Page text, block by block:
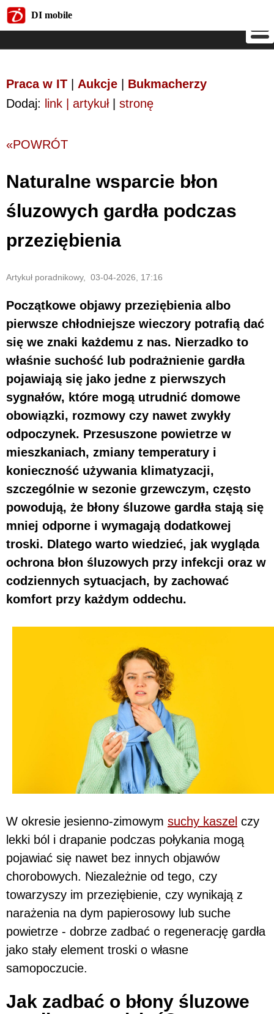
DI mobile
Praca w IT Aukcje
Bukmacherzy
Dodaj: link | artykuł| stronę
«POWRÓT
Naturalne wsparcie błon
śluzowych gardła podczas
przeziębienia
Artykuł poradnikowy, 03-04-2026, 17:16
Początkowe objawy przeziębienia albo
pierwsze chłodniejsze wieczory potrafią dać
się we znaki każdemu z nas. Nierzadko to
właśnie suchość lub podrażnienie gardła
pojawiają się jako jedne z pierwszych
sygnałów, które mogą utrudnić domowe
obowiązki, rozmowy czy nawet zwykły
odpoczynek. Przesuszone powietrze w
mieszkaniach, zmiany temperatury i
konieczność używania klimatyzacji,
szczególnie w sezonie grzewczym, często
powodują, że błony śluzowe gardła stają się
mniej odporne i wymagają dodatkowej
troski. Dlatego warto wiedzieć, jak wygląda
ochrona błon śluzowych przy infekcji oraz w
codziennych sytuacjach, by zachować
komfort przy każdym oddechu.
W okresie jesienno-zimowym suchy kaszel czy
lekki ból i drapanie podczas połykania mogą
pojawiać się nawet bez innych objawów
chorobowych. Niezależnie od tego, czy
towarzyszy im przeziębienie, czy wynikają z
narażenia na dym papierosowy lub suche
powietrze - dobrze zadbać o regenerację gardła
jako stały element troski o własne
samopoczucie.
Jak zadbać o błony śluzowe
DI mobile